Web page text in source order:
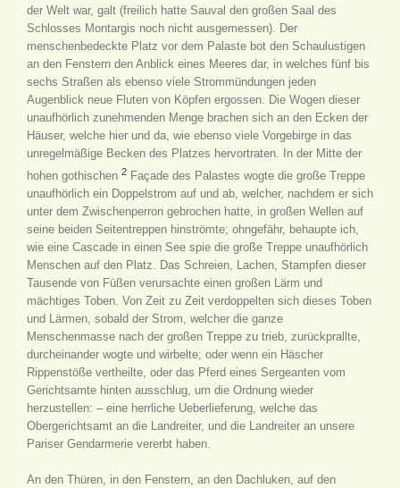
der Welt war, galt (freilich hatte Sauval den großen Saal des
Schlosses Montargis noch nicht ausgemessen). Der
menschenbedeckte Platz vor dem Palaste bot den Schaulustigen
an den Fenstern den Anblick eines Meeres dar, in welches fünf bis
sechs Straßen als ebenso viele Strommündungen jeden
Augenblick neue Fluten von Köpfen ergossen. Die Wogen dieser
unaufhörlich zunehmenden Menge brachen sich an den Ecken der
Häuser, welche hier und da, wie ebenso viele Vorgebirge in das
unregelmäßige Becken des Platzes hervortraten. In der Mitte der
hohen gothischen 2 Façade des Palastes wogte die große Treppe
unaufhörlich ein Doppelstrom auf und ab, welcher, nachdem er sich
unter dem Zwischenperron gebrochen hatte, in großen Wellen auf
seine beiden Seitentreppen hinströmte; ohngefähr, behaupte ich,
wie eine Cascade in einen See spie die große Treppe unaufhörlich
Menschen auf den Platz. Das Schreien, Lachen, Stampfen dieser
Tausende von Füßen verursachte einen großen Lärm und
mächtiges Toben. Von Zeit zu Zeit verdoppelten sich dieses Toben
und Lärmen, sobald der Strom, welcher die ganze
Menschenmasse nach der großen Treppe zu trieb, zurückprallte,
durcheinander wogte und wirbelte; oder wenn ein Häscher
Rippenstöße vertheilte, oder das Pferd eines Sergeanten vom
Gerichtsamte hinten ausschlug, um die Ordnung wieder
herzustellen: – eine herrliche Ueberlieferung, welche das
Obergerichtsamt an die Landreiter, und die Landreiter an unsere
Pariser Gendarmerie vererbt haben.
An den Thüren, in den Fenstern, an den Dachluken, auf den